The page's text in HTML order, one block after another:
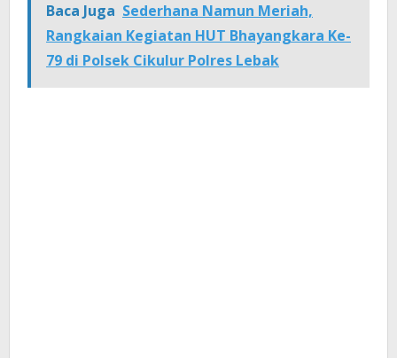
Baca Juga Sederhana Namun Meriah,
Rangkaian Kegiatan HUT Bhayangkara Ke-
79 di Polsek Cikulur Polres Lebak